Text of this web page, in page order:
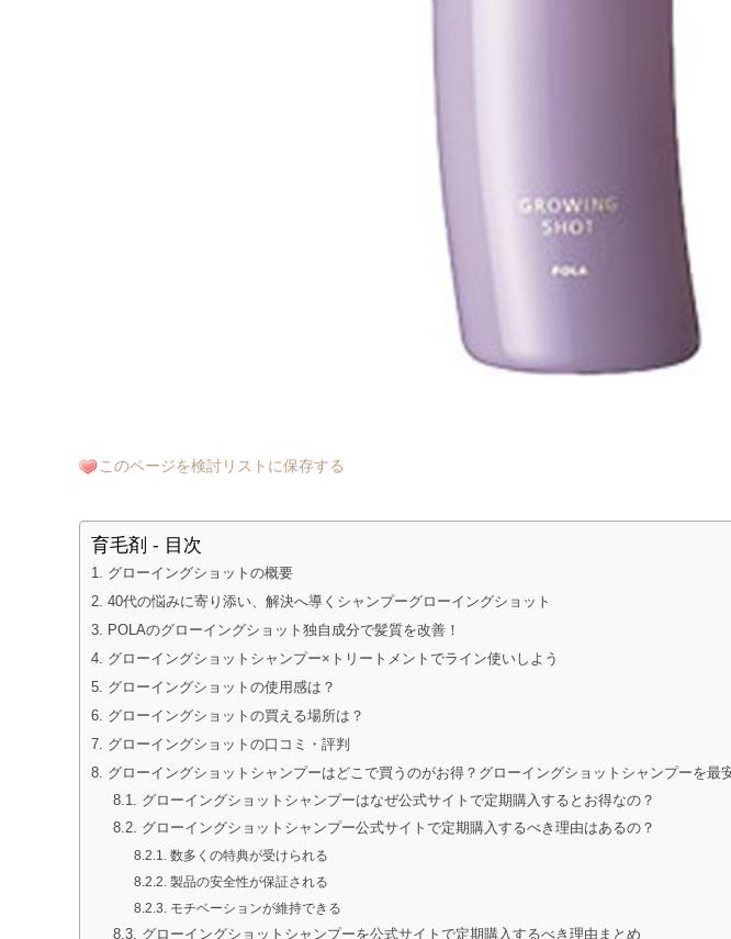
このページを検討リストに保存する
育毛剤 - 目次
グローイングショットの概要
40代の悩みに寄り添い、解決へ導くシャンプーグローイングショット
POLAのグローイングショット独自成分で髪質を改善！
グローイングショットシャンプー×トリートメントでライン使いしよう
グローイングショットの使用感は？
グローイングショットの買える場所は？
グローイングショットの口コミ・評判
グローイングショットシャンプーはどこで買うのがお得？グローイングショットシャンプーを最
グローイングショットシャンプーはなぜ公式サイトで定期購入するとお得なの？
グローイングショットシャンプー公式サイトで定期購入するべき理由はあるの？
数多くの特典が受けられる
製品の安全性が保証される
モチベーションが維持できる
グローイングショットシャンプーを公式サイトで定期購入するべき理由まとめ